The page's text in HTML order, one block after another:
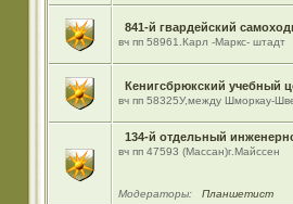
841-й гвардейский
вч пп 58961.Карл -Маркс- штадт
Кенигсбрюкский учебный
вч пп 58325У,между Шморкау-
134-й отдельный
вч пп 47593 (Массан)г.Майссен
Модераторы: Планшетист